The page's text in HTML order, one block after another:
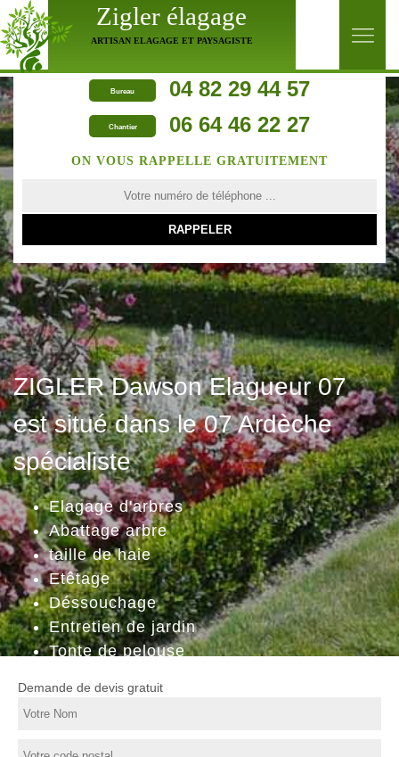
Zigler élagage
ARTISAN ELAGAGE ET PAYSAGISTE
Bureau 04 82 29 44 57
Chantier 06 64 46 22 27
ZIGLER Dawson Elagueur 07
est situé dans le 07 Ardèche
spécialiste
Elagage d'arbres
Abattage arbre
taille de haie
Etêtage
Déssouchage
Entretien de jardin
Tonte de pelouse
ON VOUS RAPPELLE GRATUITEMENT
Demande de devis gratuit